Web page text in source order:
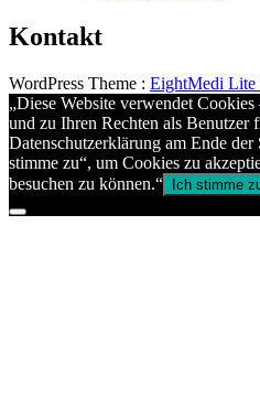
Kontakt
WordPress Theme : EightMedi Lite
„Diese Website verwendet
und zu Ihren Rechten als Benutzer
Datenschutzerklärung am Ende
stimme zu“, um Cookies zu
besuchen zu können.“ Ich stimme